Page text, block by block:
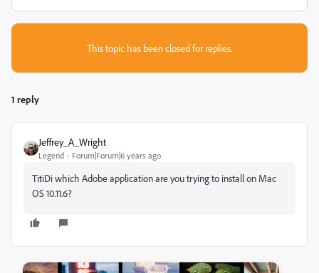
This topic has been closed for replies.
1 reply
Jeffrey_A_Wright
Legend Forum|Forum|6 years ago
TitiDi which Adobe application are you trying to install on Mac
OS 10.11.6?